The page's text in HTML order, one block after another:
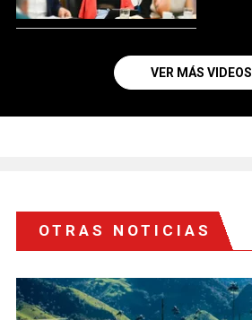
VER MÁS VIDEOS
OTRAS NOTICIAS